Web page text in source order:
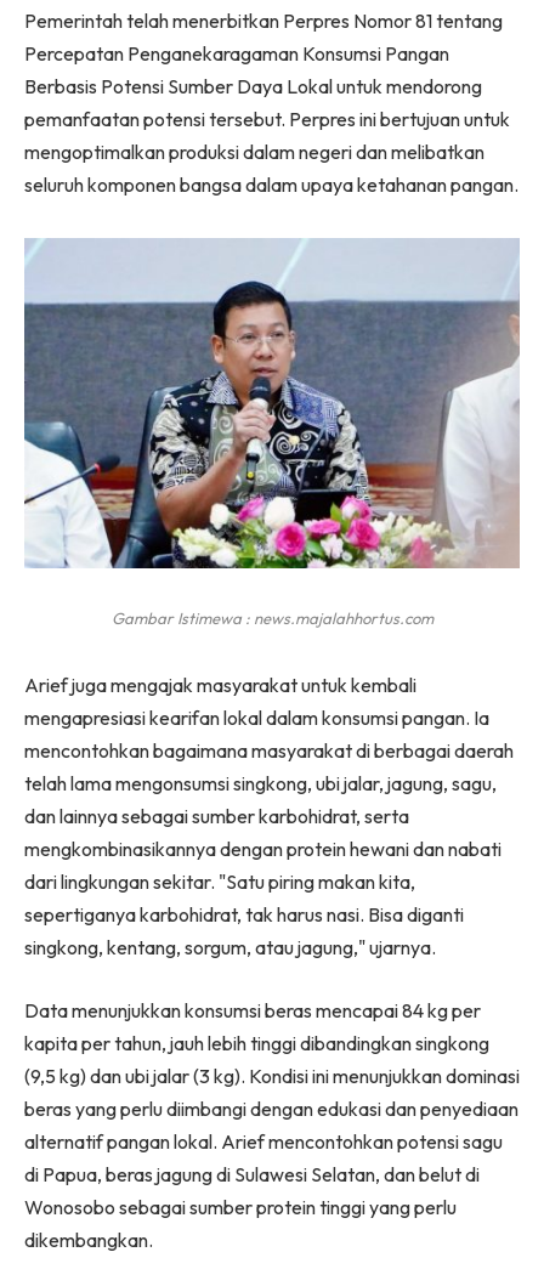
Pemerintah telah menerbitkan Perpres Nomor 81 tentang
Percepatan Penganekaragaman Konsumsi Pangan
Berbasis Potensi Sumber Daya Lokal untuk mendorong
pemanfaatan potensi tersebut. Perpres ini bertujuan untuk
mengoptimalkan produksi dalam negeri dan melibatkan
seluruh komponen bangsa dalam upaya ketahanan pangan.
Gambar Istimewa : news.majalahhortus.com
Arief juga mengajak masyarakat untuk kembali
mengapresiasi kearifan lokal dalam konsumsi pangan. Ia
mencontohkan bagaimana masyarakat di berbagai daerah
telah lama mengonsumsi singkong, ubi jalar, jagung, sagu,
dan lainnya sebagai sumber karbohidrat, serta
mengkombinasikannya dengan protein hewani dan nabati
dari lingkungan sekitar. "Satu piring makan kita,
sepertiganya karbohidrat, tak harus nasi. Bisa diganti
singkong, kentang, sorgum, atau jagung," ujarnya.
Data menunjukkan konsumsi beras mencapai 84 kg per
kapita per tahun, jauh lebih tinggi dibandingkan singkong
(9,5 kg) dan ubi jalar (3 kg). Kondisi ini menunjukkan dominasi
beras yang perlu diimbangi dengan edukasi dan penyediaan
alternatif pangan lokal. Arief mencontohkan potensi sagu
di Papua, beras jagung di Sulawesi Selatan, dan belut di
Wonosobo sebagai sumber protein tinggi yang perlu
dikembangkan.